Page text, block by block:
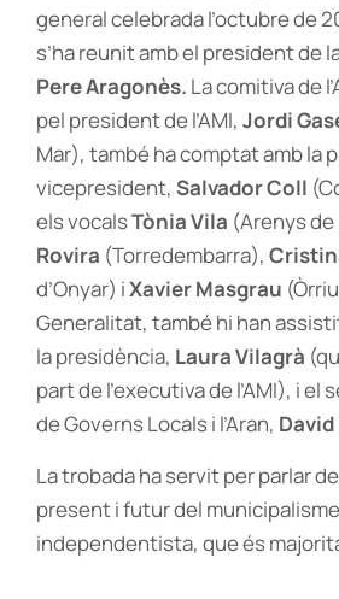
general celebrada l’octubre de
s’ha reunit amb el president de
Pere Aragonès. La comitiva de
pel president de l’AMI, Jordi
Mar), també ha comptat amb la
vicepresident, Salvador Coll
els vocalsTònia Vila (Arenys
Rovira (Torredembarra),
d’Onyar) iXavier Masgrau
Generalitat, també hi han
la presidència, Laura Vilagrà
part de l’executiva de l’AMI), i el
de Governs Locals i l’Aran,
La trobada ha servit per parlar
present i futur del municipalisme
independentista, que és